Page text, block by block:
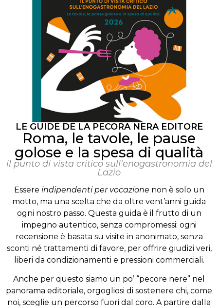
LE GUIDE DE LA PECORA NERA EDITORE
Roma, le tavole, le pause
golose e la spesa di qualità
il punto di vista critico sull'enogastronomia del
Lazio
Essere indipendenti per vocazione non è solo un
motto, ma una scelta che da oltre vent’anni guida
ogni nostro passo. Questa guida è il frutto di un
impegno autentico, senza compromessi: ogni
recensione è basata su visite in anonimato, senza
sconti né trattamenti di favore, per offrire giudizi veri,
liberi da condizionamenti e pressioni commerciali.
Anche per questo siamo un po’ “pecore nere” nel
panorama editoriale, orgogliosi di sostenere chi, come
noi, sceglie un percorso fuori dal coro. A partire dalla